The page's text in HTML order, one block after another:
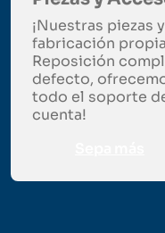
¡Nuestras piezas
fabricación
Reposición
defecto,
todo el soporte
cuenta!